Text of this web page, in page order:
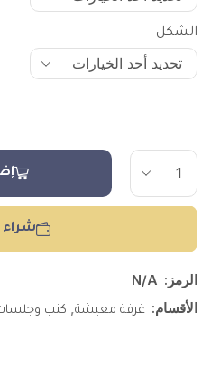
الشكل
شراء
الرمز: N/A
الأقسام: غرفة معيشة, كنب